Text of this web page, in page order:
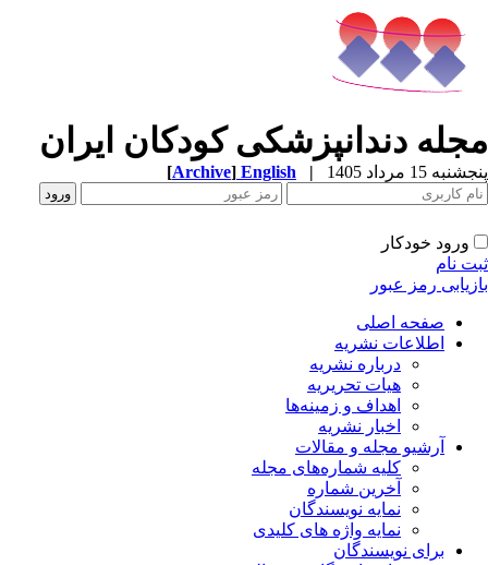
دندانپزشکی کودکان ایران
15 مرداد 1405 |
English
[Archive]
ورود خودکار
نام
رمز عبور
صفحه اصلی
اطلاعات نشریه
درباره نشریه
هیات تحریریه
اهداف و زمینه‌ها
اخبار نشریه
آرشیو مجله و مقالات
کلیه شماره‌های مجله
آخرین شماره
نمایه نویسندگان
نمایه واژه های کلیدی
برای نویسندگان